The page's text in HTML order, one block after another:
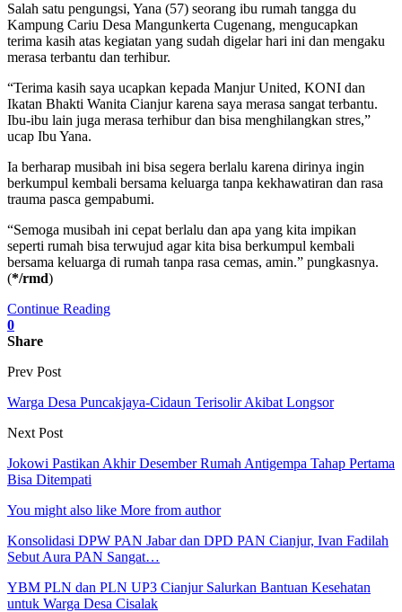
Salah satu pengungsi, Yana (57) seorang ibu rumah tangga du
Kampung Cariu Desa Mangunkerta Cugenang, mengucapkan
terima kasih atas kegiatan yang sudah digelar hari ini dan mengaku
merasa terbantu dan terhibur.
“Terima kasih saya ucapkan kepada Manjur United, KONI dan
Ikatan Bhakti Wanita Cianjur karena saya merasa sangat terbantu.
Ibu-ibu lain juga merasa terhibur dan bisa menghilangkan stres,”
ucap Ibu Yana.
Ia berharap musibah ini bisa segera berlalu karena dirinya ingin
berkumpul kembali bersama keluarga tanpa kekhawatiran dan rasa
trauma pasca gempabumi.
“Semoga musibah ini cepat berlalu dan apa yang kita impikan
seperti rumah bisa terwujud agar kita bisa berkumpul kembali
bersama keluarga di rumah tanpa rasa cemas, amin.” pungkasnya.
(*/rmd)
Continue Reading
0
Share
Prev Post
Warga Desa Puncakjaya-Cidaun Terisolir Akibat Longsor
Next Post
Jokowi Pastikan Akhir Desember Rumah Antigempa Tahap Pertama
Bisa Ditempati
You might also like More from author
Konsolidasi DPW PAN Jabar dan DPD PAN Cianjur, Ivan Fadilah
Sebut Aura PAN Sangat…
YBM PLN dan PLN UP3 Cianjur Salurkan Bantuan Kesehatan
untuk Warga Desa Cisalak